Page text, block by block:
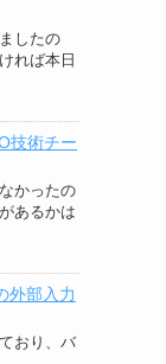
したの
れば本日
技術チー
かったの
あるかは
外部入力
おり、バ